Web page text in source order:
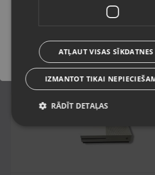
Stāvoklis Lietots (Garantija 6 mēneši)
105.00 €
4.77€/mēn.
Saglabāt
ATĻAUT VISAS SĪKDATNES
IZMANTOT TIKAI
RĀDĪT DETAĻAS